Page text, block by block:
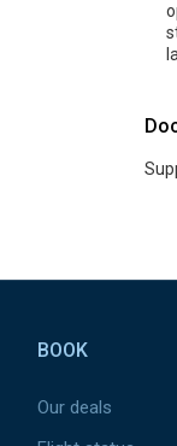
BOOK
Our deals